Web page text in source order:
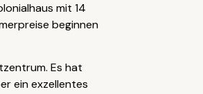
mit 14
beginnen
Es hat
ein exzellentes